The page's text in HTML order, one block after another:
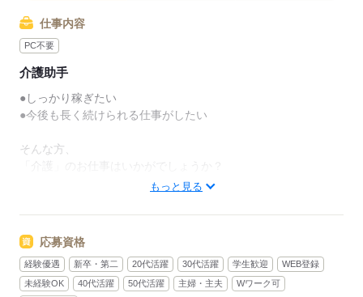
仕事内容
PC不要
介護助手
●しっかり稼ぎたい
●今後も長く続けられる仕事がしたい
そんな方、
経験や資格がまったくいらない
“サポート”的なお仕事が増えてるんです。
たとえば、未経験・無資格の
新人さんにお任せするのは
もっと見る
応募資格
経験優遇 新卒・第二 20代活躍 30代活躍 学生歓迎
WEB登録
未経験OK
40代活躍 50代活躍 主婦・主夫
Wワーク可